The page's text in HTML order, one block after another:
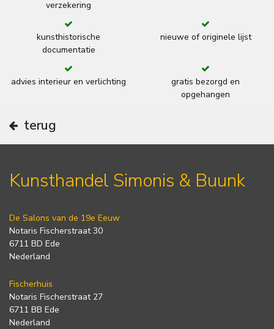
verzekering
kunsthistorische
documentatie
nieuwe of originele lijst
advies interieur en verlichting
gratis bezorgd en
opgehangen
terug
Kunsthandel Simonis & Buunk
De Salons van de 19e Eeuw
Notaris Fischerstraat 30
6711 BD Ede
Nederland
Fischerhuis
Notaris Fischerstraat 27
6711 BB Ede
Nederland